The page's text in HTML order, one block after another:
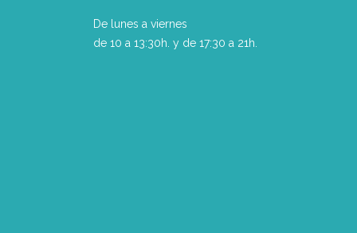
De lunes a viernes
de 10 a 13:30h. y de 17:30 a 21h.